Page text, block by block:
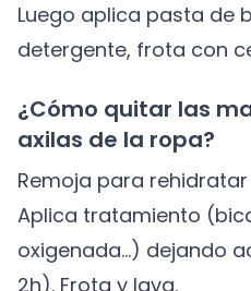
Luego aplica pasta de
detergente, frota con
¿Cómo quitar las
axilas de la ropa?
Remoja para
Aplica tratamiento
oxigenada...) dejando
2h). Frota y lava.